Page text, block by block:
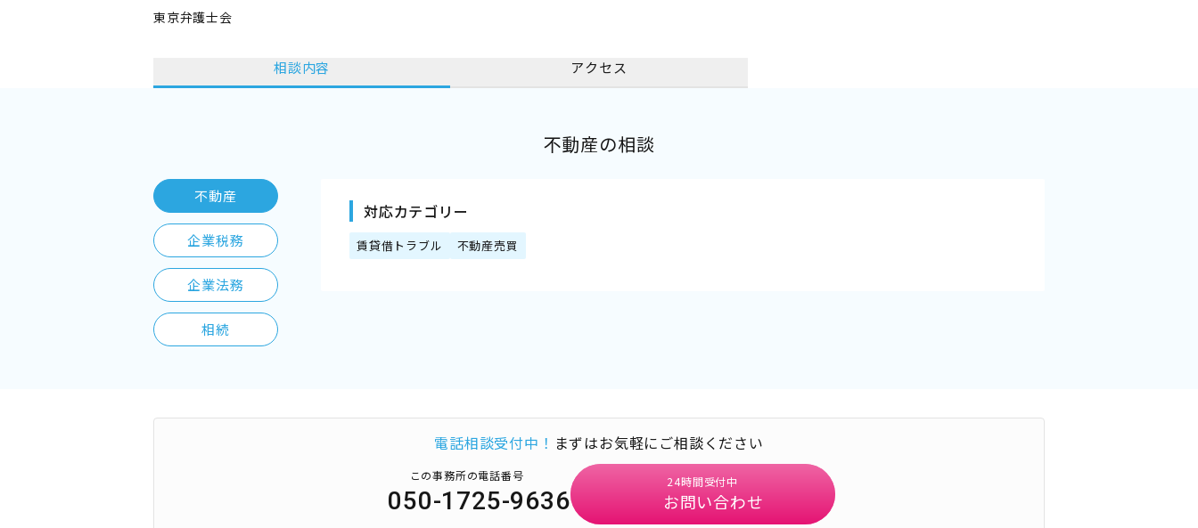
東京弁護士会
相談内容 アクセス
不動産の相談
不動産
企業税務
企業法務
相続
対応カテゴリー
賃貸借トラブル 不動産売買
電話相談受付中！ まずはお気軽にご相談ください
この事務所の電話番号
050-1725-9636
24時間受付中
お問い合わせ